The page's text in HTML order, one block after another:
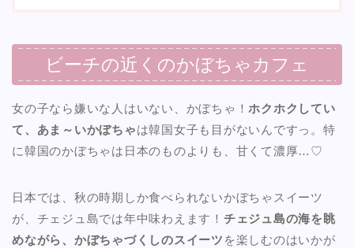
ビーチの近くのかぼちゃカフェ
女の子なら嫌いな人はいない、かぼちゃ！ホクホクしてい
て、あま～いかぼちゃは韓国女子も目がないんですっ。特
に韓国のかぼちゃは日本のものよりも、甘くて濃厚…♡
日本では、秋の時期しか食べられないかぼちゃスイーツ
が、チェジュ島では年中味わえます！ チェジュ島の海を眺
めながら、かぼちゃづくしのスイーツ を楽しむのはいかが